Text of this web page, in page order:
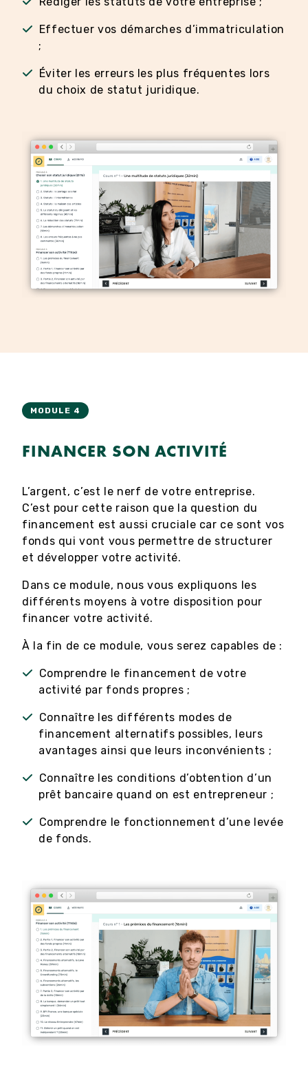
Effectuer vos démarches d’immatriculation
;
Éviter les erreurs les plus fréquentes lors
du choix de statut juridique.
MODULE 4
FINANCER SON ACTIVITÉ
L’argent, c’est le nerf de votre entreprise.
C’est pour cette raison que la question du
financement est aussi cruciale car ce sont vos
fonds qui vont vous permettre de structurer
et développer votre activité.
Dans ce module, nous vous expliquons les
différents moyens à votre disposition pour
financer votre activité.
À la fin de ce module, vous serez capables de :
Comprendre le financement de votre
activité par fonds propres ;
Connaître les différents modes de
financement alternatifs possibles, leurs
avantages ainsi que leurs inconvénients ;
Connaître les conditions d’obtention d’un
prêt bancaire quand on est entrepreneur ;
Comprendre le fonctionnement d’une levée
de fonds.